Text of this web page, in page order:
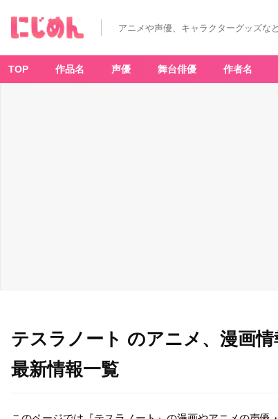
アニメや声優、キャラクターグッズな
TOP 作品名 声優 舞台俳優 作者名
テスラノート のアニメ、漫画
最新情報一覧